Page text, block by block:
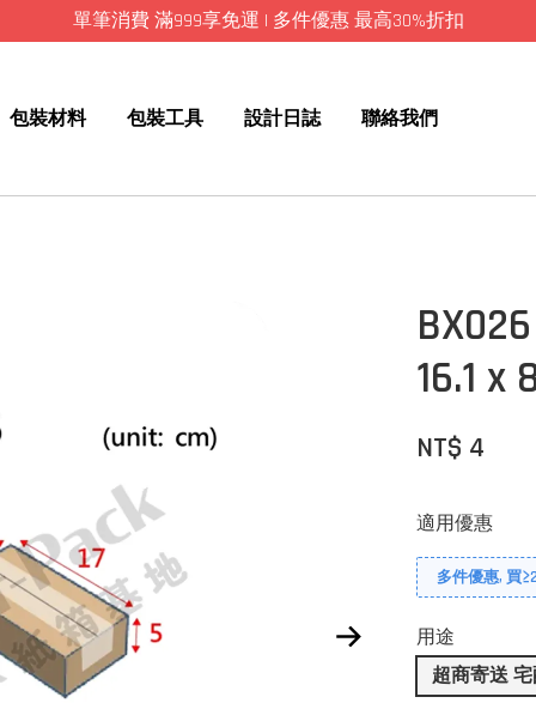
單筆消費 滿999享免運 | 多件優惠 最高30%折扣
包裝材料 包裝工具 設計日誌 聯絡我們
16.1 x
NT$ 4
適用優惠
多件優惠, 買
用途
超商寄送